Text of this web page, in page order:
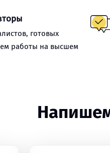
готовых
работы на высшем